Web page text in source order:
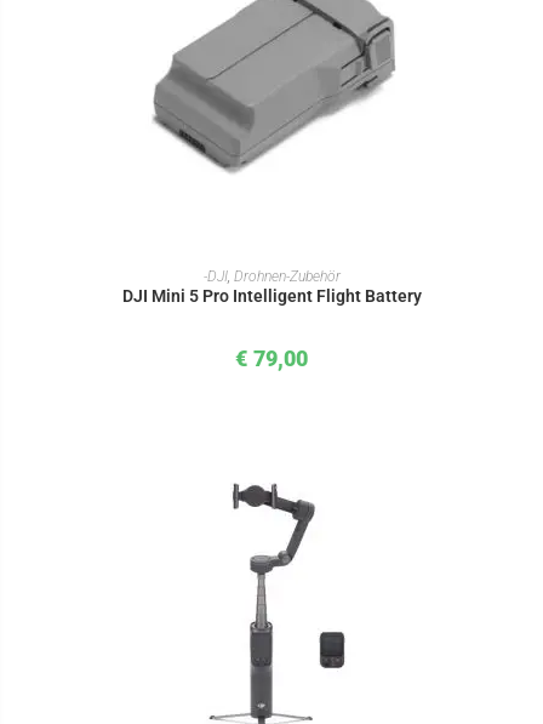
IN DEN WARENKORB
-DJI, Drohnen-Zubehör
DJI Mini 5 Pro Intelligent Flight Battery
€ 79,00